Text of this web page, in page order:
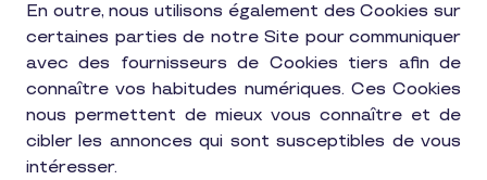
En outre, nous utilisons également des Cookies sur
certaines parties de notre Site pour communiquer
avec des fournisseurs de Cookies tiers afin de
connaître vos habitudes numériques. Ces Cookies
nous permettent de mieux vous connaître et de
cibler les annonces qui sont susceptibles de vous
intéresser.